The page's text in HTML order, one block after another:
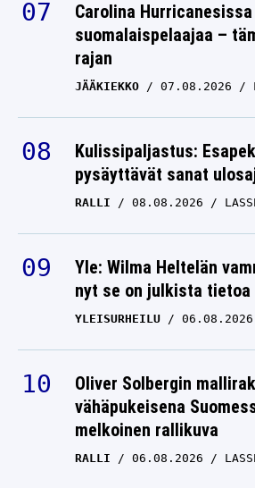
Carolina
suomalaispelaajaa –
rajan
JÄÄKIEKKO 07.08.2026
Kulissipaljastus:
pysäyttävät sanat
RALLI 08.08.2026
Yle: Wilma Heltelän
nyt se on julkista tietoa
YLEISURHEILU 06.08.2026
Oliver Solbergin
vähäpukeisena
melkoinen rallikuva
RALLI 06.08.2026